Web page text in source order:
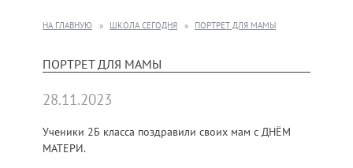
НА ГЛАВНУЮ ШКОЛА СЕГОДНЯ ПОРТРЕТ ДЛЯ МАМЫ
ПОРТРЕТ ДЛЯ МАМЫ
28.11.2023
Ученики 2Б класса поздравили своих мам с ДНЁМ
МАТЕРИ.